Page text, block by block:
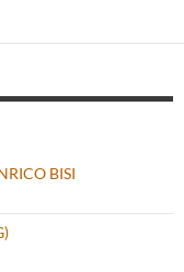
BISI